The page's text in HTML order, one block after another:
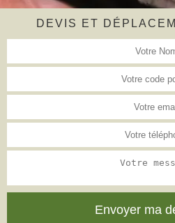
DEVIS ET